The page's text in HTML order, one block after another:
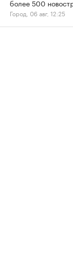
более 500
Город, 06 авг, 12:25